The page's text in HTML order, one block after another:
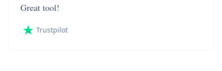
Great tool!
Trustpilot